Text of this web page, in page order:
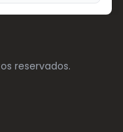
reservados.